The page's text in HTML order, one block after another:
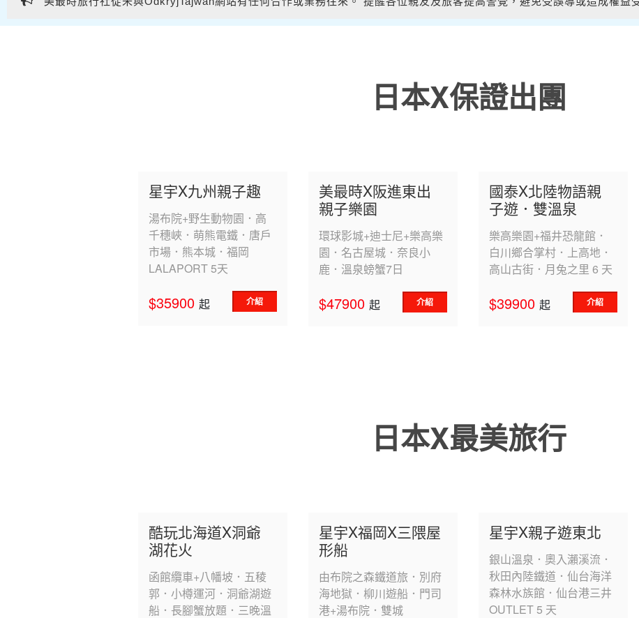
日本X保證出團
星宇X九州親子趣
湯布院+野生動物園．高
千穗峽．萌熊電鐵．唐戶
市場．熊本城．福岡
LALAPORT 5天
$35900 起 介紹
美最時X阪進東出
親子樂園
環球影城+迪士尼+樂高樂
園．名古屋城．奈良小
鹿．溫泉螃蟹7日
$47900 起 介紹
國泰X北陸物語親
子遊．雙溫泉
樂高樂園+福井恐龍館．
白川鄉合掌村．上高地．
高山古街．月兔之里 6 天
$39900 起 介紹
日本X最美旅行
酷玩北海道X洞爺
湖花火
函館纜車+八幡坡．五稜
郭．小樽運河．洞爺湖遊
船．長腳蟹放題．三晚溫
星宇X福岡X三隈屋
形船
由布院之森鐵道旅．別府
海地獄．柳川遊船．門司
港+湯布院．雙城
星宇X親子遊東北
銀山溫泉．奧入瀨溪流．
秋田內陸鐵道．仙台海洋
森林水族館．仙台港三井
OUTLET 5 天